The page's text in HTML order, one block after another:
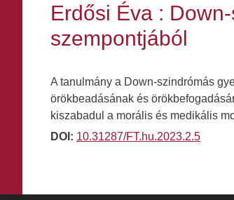
Erdősi Éva :
szempontjából
A tanulmány a Down-szindrómás
örökbeadásának és
kiszabadul a morális és medikális
DOI: 10.31287/FT.hu.2023.2.5